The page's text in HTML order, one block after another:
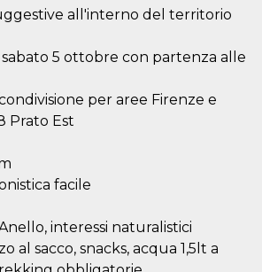
all'interno del territorio
5 ottobre con partenza alle
per aree Firenze e
Prato Est
facile
interessi naturalistici
al sacco, snacks, acqua 1,5lt a
CookieScript
4
settimane
Questo cookie
viene utilizzato
Script.com per
consenso sui